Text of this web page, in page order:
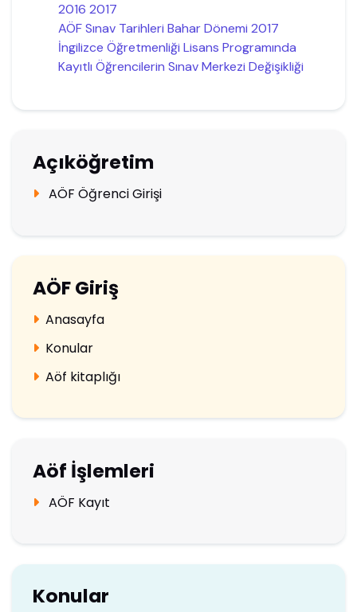
2016 2017
AÖF Sınav Tarihleri Bahar Dönemi 2017
İngilizce Öğretmenliği Lisans Programında
Kayıtlı Öğrencilerin Sınav Merkezi Değişikliği
Açıköğretim
AÖF Öğrenci Girişi
AÖF Giriş
Anasayfa
Konular
Aöf kitaplığı
Aöf İşlemleri
AÖF Kayıt
Konular